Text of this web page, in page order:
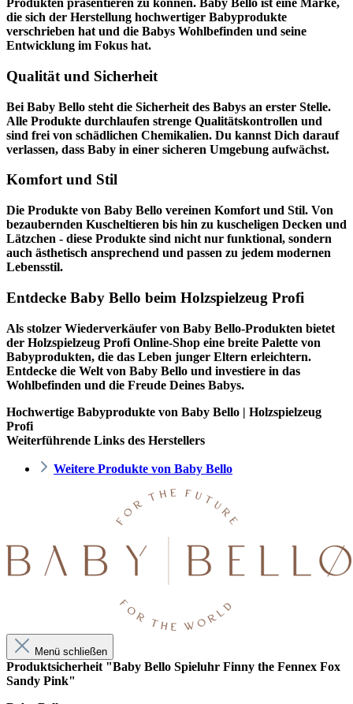
Produkten präsentieren zu können. Baby Bello ist eine Marke,
die sich der Herstellung hochwertiger Babyprodukte
verschrieben hat und die Babys Wohlbefinden und seine
Entwicklung im Fokus hat.
Qualität und Sicherheit
Bei Baby Bello steht die Sicherheit des Babys an erster Stelle.
Alle Produkte durchlaufen strenge Qualitätskontrollen und
sind frei von schädlichen Chemikalien. Du kannst Dich darauf
verlassen, dass Baby in einer sicheren Umgebung aufwächst.
Komfort und Stil
Die Produkte von Baby Bello vereinen Komfort und Stil. Von
bezaubernden Kuscheltieren bis hin zu kuscheligen Decken und
Lätzchen - diese Produkte sind nicht nur funktional, sondern
auch ästhetisch ansprechend und passen zu jedem modernen
Lebensstil.
Entdecke Baby Bello beim Holzspielzeug Profi
Als stolzer Wiederverkäufer von Baby Bello-Produkten bietet
der Holzspielzeug Profi Online-Shop eine breite Palette von
Babyprodukten, die das Leben junger Eltern erleichtern.
Entdecke die Welt von Baby Bello und investiere in das
Wohlbefinden und die Freude Deines Babys.
Hochwertige Babyprodukte von Baby Bello | Holzspielzeug
Profi
Weiterführende Links des Herstellers
Weitere Produkte von Baby Bello
Menü schließen
Produktsicherheit "Baby Bello Spieluhr Finny the Fennex Fox
Sandy Pink"